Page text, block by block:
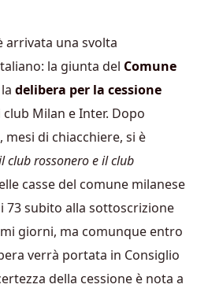
arrivata una svolta
la giunta del Comune
delibera per la cessione
club Milan e Inter. Dopo
di chiacchiere, si è
club rossonero e il club
casse del comune milanese
73 subito alla sottoscrizione
giorni, ma comunque entro
verrà portata in Consiglio
della cessione è nota a